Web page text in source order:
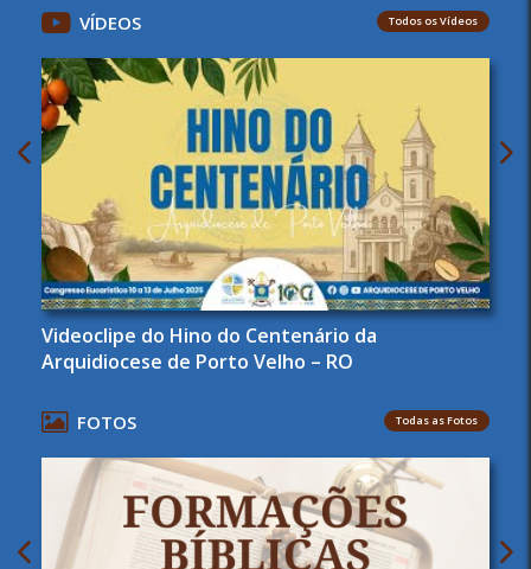
VÍDEOS Todos os Vídeos
Videoclipe do Hino do Centenário da
Arquidiocese de Porto Velho – RO
FOTOS Todas as Fotos